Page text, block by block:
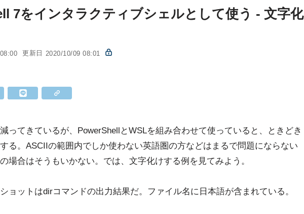
7をインタラクティブシェルとして使う - 文字化
更新日 2020/10/09 08:01
ってきているが、PowerShellとWSLを組み合わせて使っていると、ときどき
る。ASCIIの範囲内でしか使わない英語圏の方などはまるで問題にならない
場合はそうもいかない。では、文字化けする例を見てみよう。
ョットはdirコマンドの出力結果だ。ファイル名に日本語が含まれている。